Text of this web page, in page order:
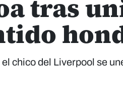
tras
chico del Liverpool se